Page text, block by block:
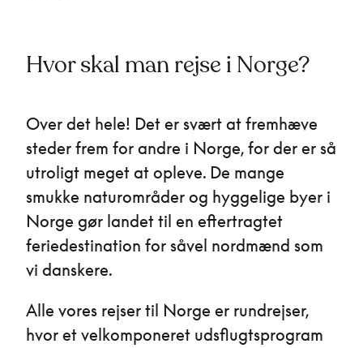
Hvor skal man rejse i Norge?
Over det hele! Det er svært at fremhæve
steder frem for andre i Norge, for der er så
utroligt meget at opleve. De mange
smukke naturområder og hyggelige byer i
Norge gør landet til en eftertragtet
feriedestination for såvel nordmænd som
vi danskere.
Alle vores rejser til Norge er rundrejser,
hvor et velkomponeret udsflugtsprogram